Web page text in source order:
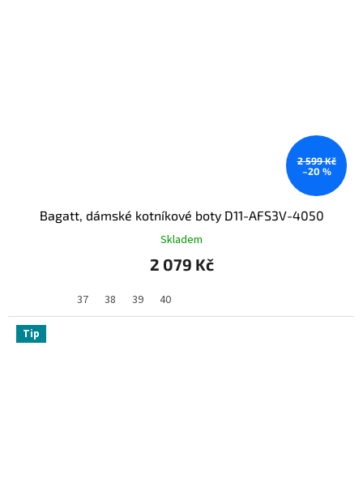
2 599 Kč
–20 %
Bagatt, dámské kotníkové boty D11-AFS3V-4050
Skladem
2 079 Kč
37 38 39 40
Tip